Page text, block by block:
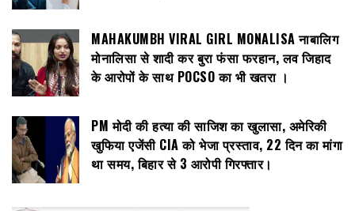
MAHAKUMBH VIRAL GIRL MONALISA नाबालिग
मोनालिसा से शादी कर बुरा फंसा फरहान, लव जिहाद
के आरोपों के साथ POCSO का भी खतरा ।
PM मोदी की हत्या की साजिश का खुलासा, अमेरिकी
खुफिया एजेंसी CIA को भेजा प्रस्ताव, 22 दिन का मांगा
था समय, बिहार से 3 आरोपी गिरफ्तार।